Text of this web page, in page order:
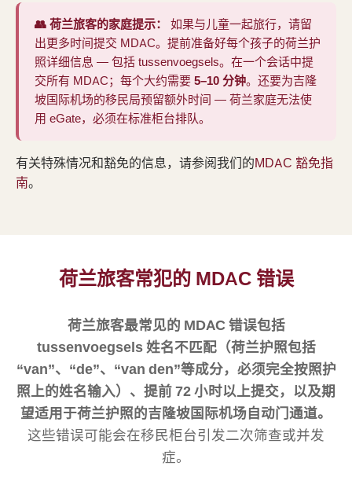
👥 荷兰旅客的家庭提示：
如果与儿童一起旅行，请留
出更多时间提交 MDAC。提前准备好每个孩子的荷兰护
照详细信息 — 包括 tussenvoegsels。在一个会话中提
交所有 MDAC；每个大约需要 5–10 分钟。还要为吉隆
坡国际机场的移民局预留额外时间 — 荷兰家庭无法使
用 eGate，必须在标准柜台排队。
有关特殊情况和豁免的信息，请参阅我们的MDAC 豁免指
南。
荷兰旅客常犯的 MDAC 错误
荷兰旅客最常见的 MDAC 错误包括
tussenvoegsels 姓名不匹配（荷兰护照包括
“van”、“de”、“van den”等成分，必须完全按照护
照上的姓名输入）、提前 72 小时以上提交，以及期
望适用于荷兰护照的吉隆坡国际机场自动门通道。
这些错误可能会在移民柜台引发二次筛查或并发
症。